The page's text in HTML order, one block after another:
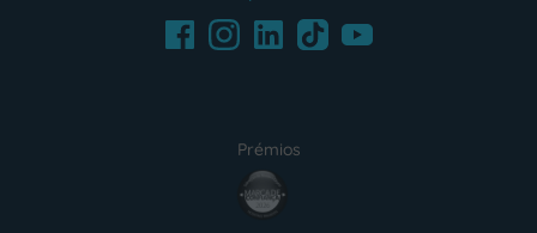
FacebookInstagramLinkedInTikTokYoutube
Prémios
award4